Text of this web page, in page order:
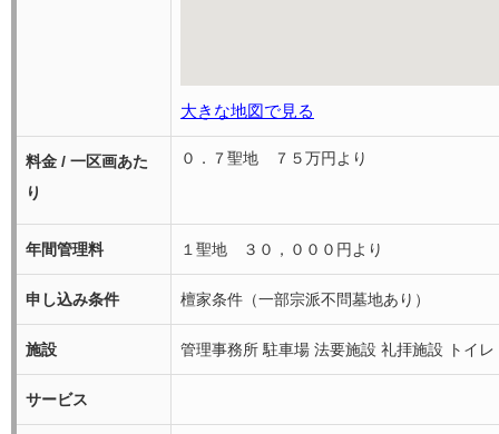
大きな地図で見る
料金 / 一区画あた
り
０．７聖地 ７５万円より
年間管理料 １聖地 ３０，０００円より
申し込み条件 檀家条件（一部宗派不問墓地あり）
施設 管理事務所 駐車場 法要施設 礼拝施設 トイ
サービス